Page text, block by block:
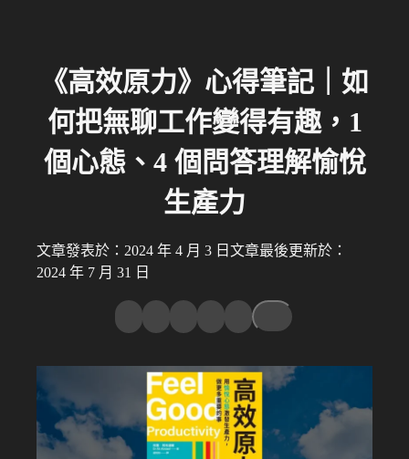
《高效原力》心得筆記｜如
何把無聊工作變得有趣，1
個心態、4 個問答理解愉悅
生產力
文章發表於：2024 年 4 月 3 日 文章最後更新於：
2024 年 7 月 31 日